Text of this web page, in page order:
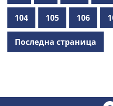
104 105 106
Последна страница